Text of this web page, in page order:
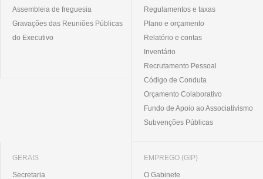
Assembleia de freguesia
Gravações das Reuniões Públicas
do Executivo
Regulamentos e taxas
Plano e orçamento
Relatório e contas
Inventário
Recrutamento Pessoal
Código de Conduta
Orçamento Colaborativo
Fundo de Apoio ao Associativismo
Subvenções Públicas
GERAIS
Secretaria
EMPREGO (GIP)
O Gabinete